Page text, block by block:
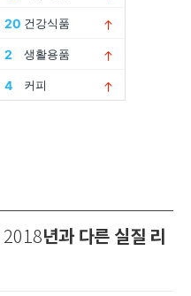
2018년과 다른 실질 리